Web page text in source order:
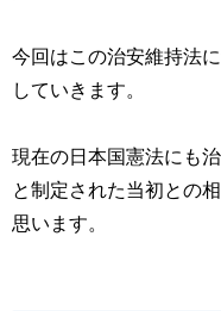
今回はこの治安維持法
していきます。
現在の日本国憲法にも
と制定された当初との
思います。